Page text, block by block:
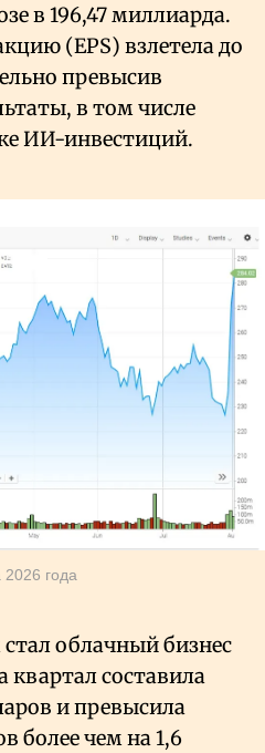
в 196,47 миллиарда.
(EPS) взлетела до
превысив
в том числе
ИИ-инвестиций.
2026 года
облачный бизнес
квартал составила
и превысила
более чем на 1,6